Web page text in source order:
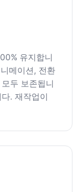
유지합니
메이션, 전환
두 보존됩니
. 재작업이